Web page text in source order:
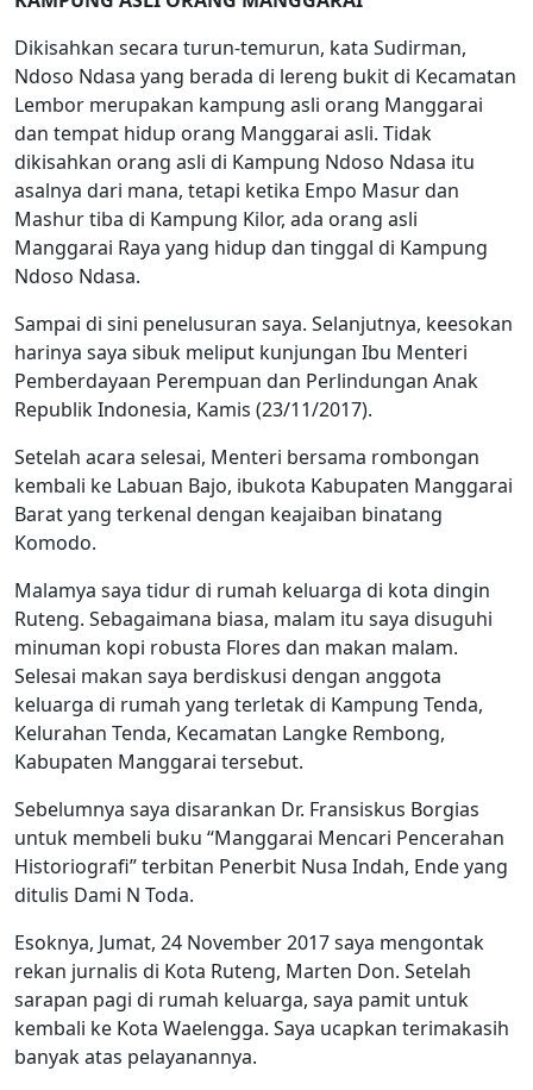
Dikisahkan secara turun-temurun, kata Sudirman,
Ndoso Ndasa yang berada di lereng bukit di Kecamatan
Lembor merupakan kampung asli orang Manggarai
dan tempat hidup orang Manggarai asli. Tidak
dikisahkan orang asli di Kampung Ndoso Ndasa itu
asalnya dari mana, tetapi ketika Empo Masur dan
Mashur tiba di Kampung Kilor, ada orang asli
Manggarai Raya yang hidup dan tinggal di Kampung
Ndoso Ndasa.
Sampai di sini penelusuran saya. Selanjutnya, keesokan
harinya saya sibuk meliput kunjungan Ibu Menteri
Pemberdayaan Perempuan dan Perlindungan Anak
Republik Indonesia, Kamis (23/11/2017).
Setelah acara selesai, Menteri bersama rombongan
kembali ke Labuan Bajo, ibukota Kabupaten Manggarai
Barat yang terkenal dengan keajaiban binatang
Komodo.
Malamya saya tidur di rumah keluarga di kota dingin
Ruteng. Sebagaimana biasa, malam itu saya disuguhi
minuman kopi robusta Flores dan makan malam.
Selesai makan saya berdiskusi dengan anggota
keluarga di rumah yang terletak di Kampung Tenda,
Kelurahan Tenda, Kecamatan Langke Rembong,
Kabupaten Manggarai tersebut.
Sebelumnya saya disarankan Dr. Fransiskus Borgias
untuk membeli buku “Manggarai Mencari Pencerahan
Historiografi” terbitan Penerbit Nusa Indah, Ende yang
ditulis Dami N Toda.
Esoknya, Jumat, 24 November 2017 saya mengontak
rekan jurnalis di Kota Ruteng, Marten Don. Setelah
sarapan pagi di rumah keluarga, saya pamit untuk
kembali ke Kota Waelengga. Saya ucapkan terimakasih
banyak atas pelayanannya.